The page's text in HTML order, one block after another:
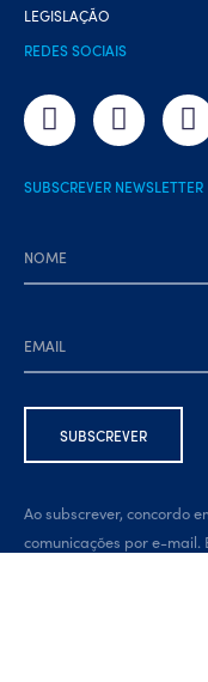
LEGISLAÇÃO
REDES SOCIAIS
SUBSCREVER NEWSLETTER
Ao subscrever, concordo
comunicações por e-mail.